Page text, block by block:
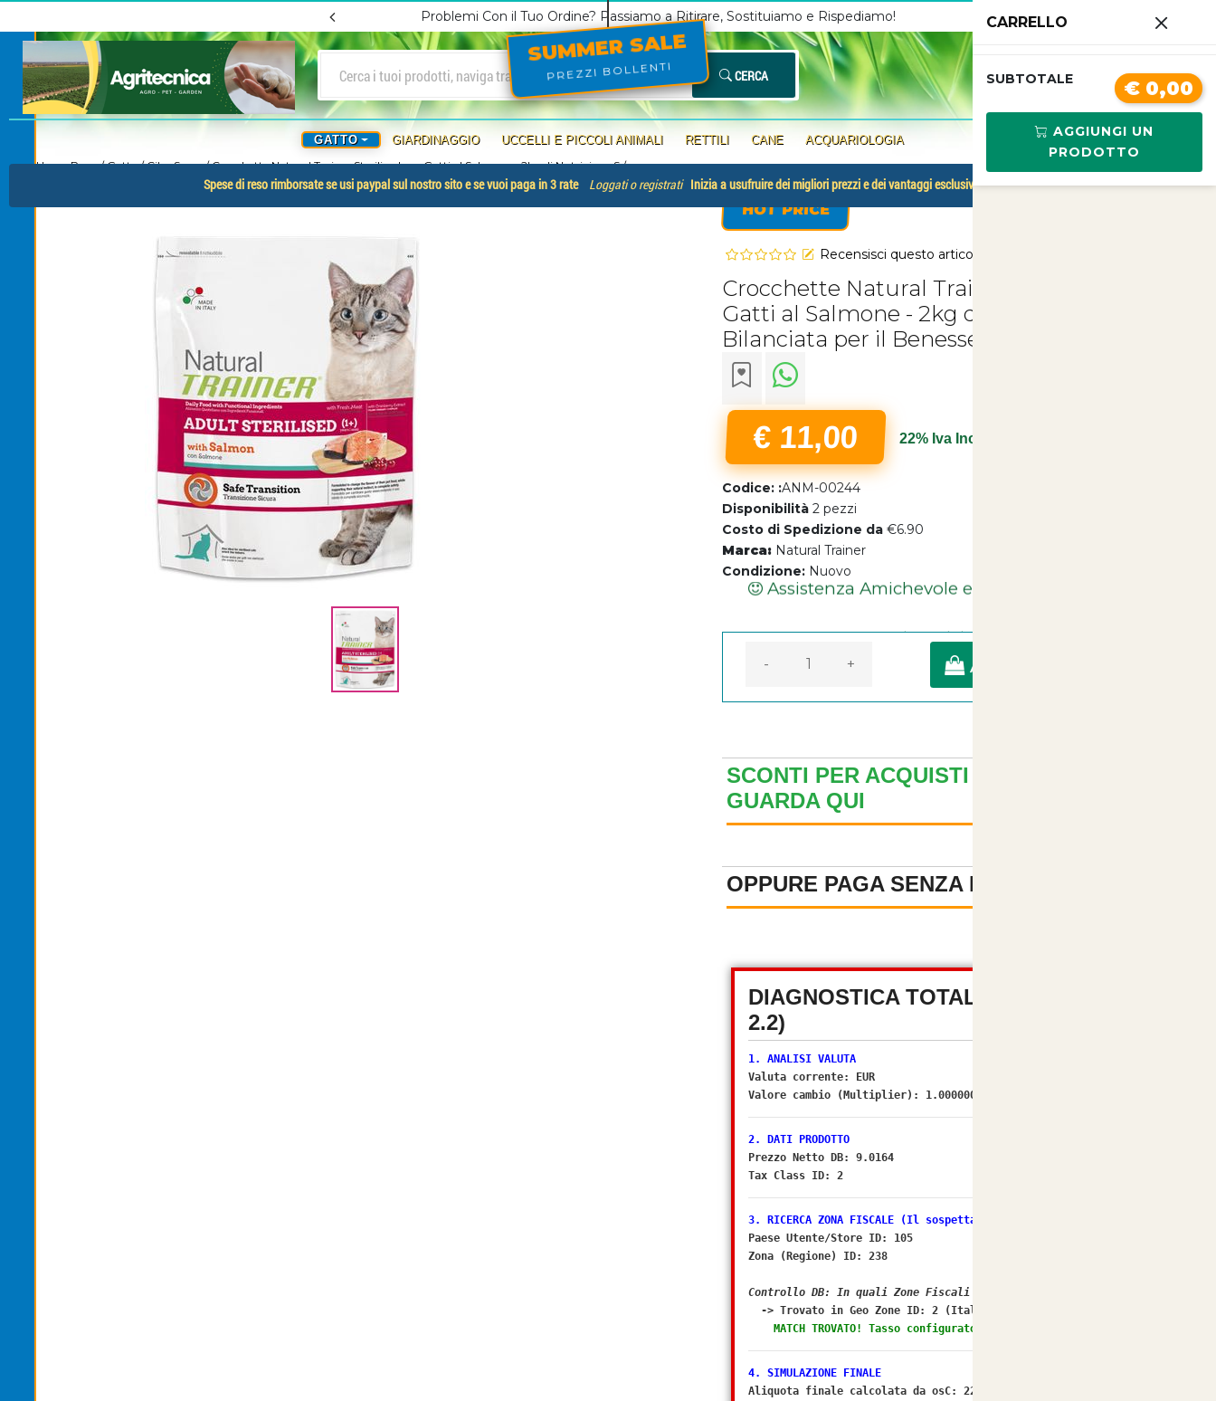
SUMMER SALE
PREZZI BOLLENTI
Problemi Con il Tuo Ordine? Passiamo a Ritirare, Sostituiamo e Rispediamo! Chiamaci 3341210267
CERCA
GATTO GIARDINAGGIO UCCELLI E PICCOLI ANIMALI RETTILI CANE ACQUARIOLOGIA
Spese di reso rimborsate se usi paypal sul nostro sito e se vuoi paga in 3 rate Loggati o registrati Inizia a usufruire dei migliori prezzi e dei vantaggi esclusivi.
Home Page/Gatto/Cibo Secco/Crocchette Natural Trainer Sterilized per Gatti al Salmone - 2kg di Nutrizione S/
HOT PRICE
Recensisci questo articolo
Crocchette Natural Trainer Sterilized per
Gatti al Salmone - 2kg di Nutrizione Sana e
Bilanciata per il Benessere del Tuo Felino
€ 11,00 22% Iva Inclusa
Codice: :ANM-00244
Disponibilità 2 pezzi
Costo di Spedizione da€6.90
Marca: Natural Trainer
Condizione: Nuovo
Garanzia di Consegna entro 24/48 Ore Lavorative
Assistenza Amichevole e Cortese Sempre a tua
- + AGGIUNGI A CARRELLO
SCONTI PER ACQUISTI MULTIPLI ?
GUARDA QUI
OPPURE PAGA SENZA REGISTRAZIONE
DIAGNOSTICA TOTALE PREZZI (OSC
2.2)
1. ANALISI VALUTA
Valuta corrente: EUR
Valore cambio (Multiplier): 1.00000000
2. DATI PRODOTTO
Prezzo Netto DB: 9.0164
Tax Class ID: 2
3. RICERCA ZONA FISCALE (Il sospettato per NO IVA)
Paese Utente/Store ID: 105
Zona (Regione) ID: 238
Controllo DB: In quali Zone Fiscali rientra il Paese ID 105?
-> Trovato in Geo Zone ID: 2 (Italia)
MATCH TROVATO! Tasso configurato: 22.0000%
4. SIMULAZIONE FINALE
Aliquota finale calcolata da osC: 22%
CARRELLO
SUBTOTALE € 0,00
AGGIUNGI UN
PRODOTTO